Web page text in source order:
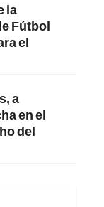
la
Fútbol
el
a
en el
del